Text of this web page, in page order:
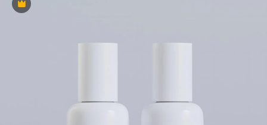
Premium